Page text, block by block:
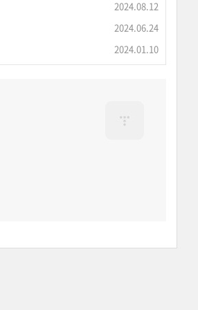
2024.08.12
2024.06.24
2024.01.10